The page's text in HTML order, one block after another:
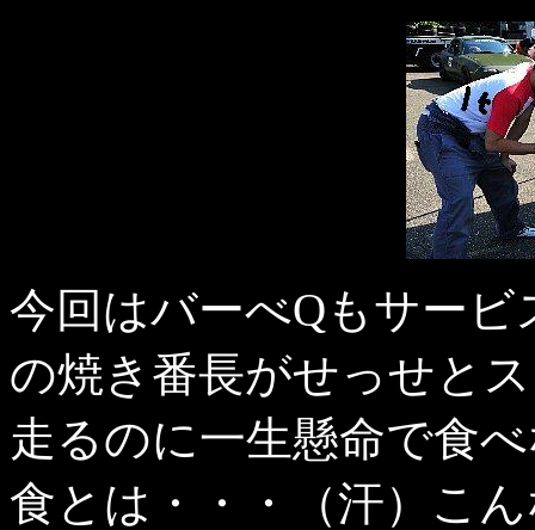
今回はバーべQもサー
の焼き番長がせっせと
走るのに一生懸命で食
食とは・・・（汗）こ